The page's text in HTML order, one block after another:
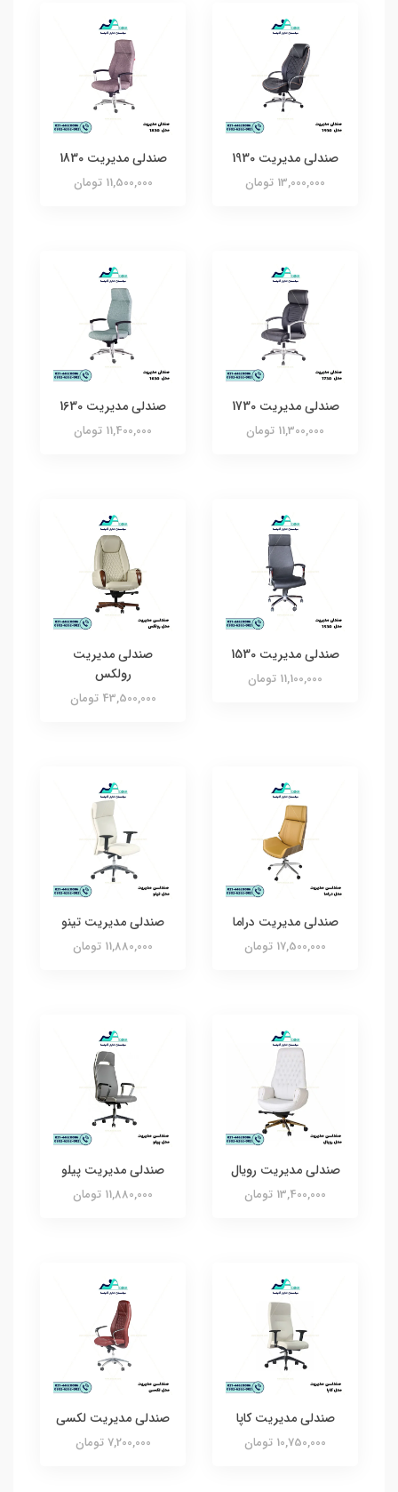
صندلی مدیریت 1930
13,000,000 تومان
صندلی مدیریت 1830
11,500,000 تومان
صندلی مدیریت 1730
11,300,000 تومان
صندلی مدیریت 1630
11,400,000 تومان
صندلی مدیریت 1530
11,100,000 تومان
صندلی مدیریت
رولکس
43,500,000 تومان
صندلی مدیریت دراما
17,500,000 تومان
صندلی مدیریت تینو
11,880,000 تومان
صندلی مدیریت رویال
13,400,000 تومان
صندلی مدیریت پیلو
11,880,000 تومان
صندلی مدیریت کاپا
10,750,000 تومان
صندلی مدیریت لکسی
7,200,000 تومان